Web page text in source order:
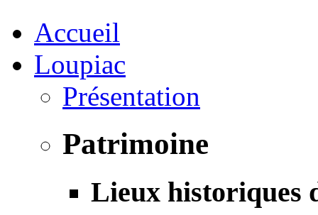
Accueil
Loupiac
Présentation
Patrimoine
Lieux historiques